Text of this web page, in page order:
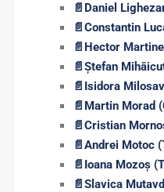
📄 Daniel
📄Constantin
📄 Hector
📄Ștefan
📄 Isidora
📄 Martin Morad
📄Cristian
📄Andrei Motoc
📄 Ioana Mozoș
📄Slavica